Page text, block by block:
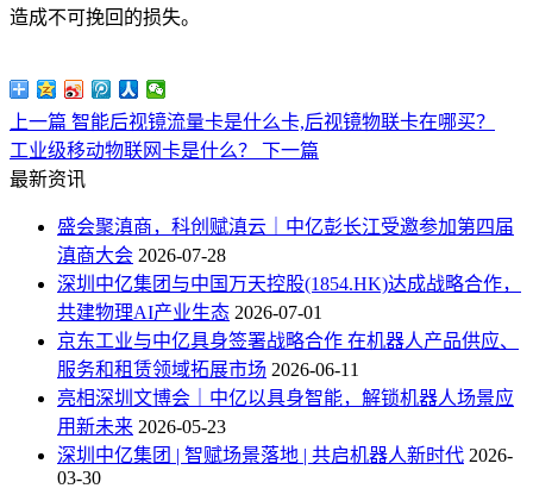
造成不可挽回的损失。
上一篇 智能后视镜流量卡是什么卡,后视镜物联卡在哪买？
工业级移动物联网卡是什么？ 下一篇
最新资讯
盛会聚滇商，科创赋滇云｜中亿彭长江受邀参加第四届
滇商大会 2026-07-28
深圳中亿集团与中国万天控股(1854.HK)达成战略合作，
共建物理AI产业生态 2026-07-01
京东工业与中亿具身签署战略合作 在机器人产品供应、
服务和租赁领域拓展市场 2026-06-11
亮相深圳文博会｜中亿以具身智能，解锁机器人场景应
用新未来 2026-05-23
深圳中亿集团 | 智赋场景落地 | 共启机器人新时代 2026-
03-30